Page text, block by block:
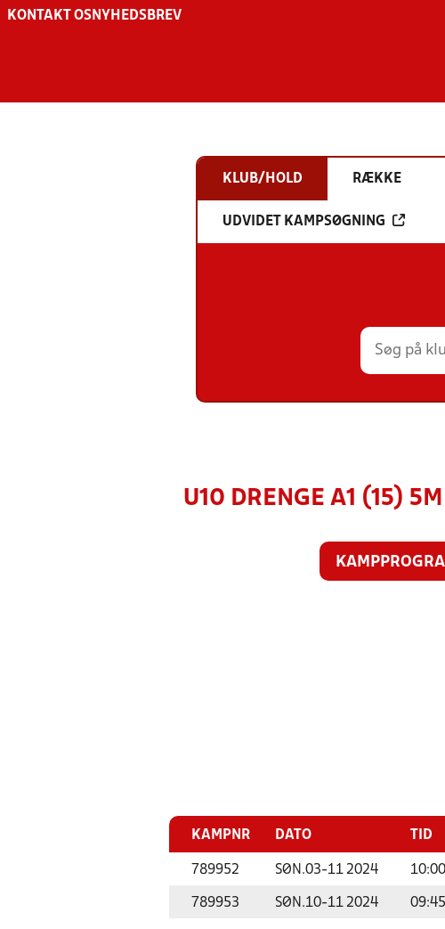
KONTAKT OS NYHEDSBREV
KLUB/HOLD RÆKKE
UDVIDET KAMPSØGNING
U10 DRENGE A1 (15)
KAMPNR DATO TID
789952 SØN.03-11 2024 10:00
789953 SØN.10-11 2024 09:45